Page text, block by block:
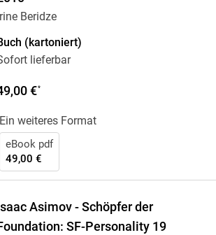
Irine Beridze
(kartoniert)
lieferbar
€*
Ein weiteres Format
eBook pdf
49,00 €
Isaac Asimov - Schöpfer der
SF-Personality 19